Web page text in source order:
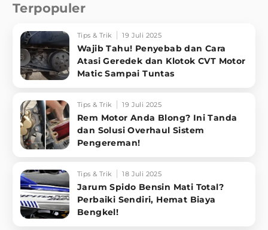
Terpopuler
Tips & Trik 19 Juli 2025
Wajib Tahu! Penyebab dan Cara
Atasi Geredek dan Klotok CVT Motor
Matic Sampai Tuntas
Tips & Trik 19 Juli 2025
Rem Motor Anda Blong? Ini Tanda
dan Solusi Overhaul Sistem
Pengereman!
Tips & Trik 18 Juli 2025
Jarum Spido Bensin Mati Total?
Perbaiki Sendiri, Hemat Biaya
Bengkel!